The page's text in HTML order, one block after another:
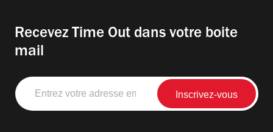
Recevez Time Out dans votre boite
mail
Entrez
votre
adresse